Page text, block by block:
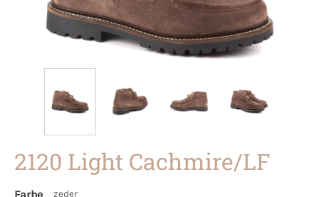
2120 Light Cachmire/LF
Farbe zeder